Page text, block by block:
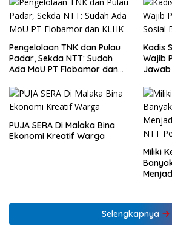
Pengelolaan TNK dan Pulau
Padar, Sekda NTT: Sudah
Ada MoU PT Flobamor dan
Kadis
Wajib
Jawab
PUJA SERA Di Malaka Bina
Ekonomi Kreatif Warga
Miliki
Selengkapnya